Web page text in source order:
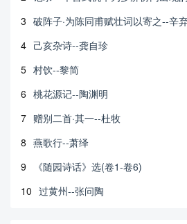
3 破阵子·为陈同甫赋壮词以寄之--辛
4 己亥杂诗--龚自珍
5 村饮--黎简
6 桃花源记--陶渊明
7 赠别二首·其一--杜牧
8 燕歌行--萧绎
9
《随园诗话》选(卷1-卷6)
10 过黄州--张问陶